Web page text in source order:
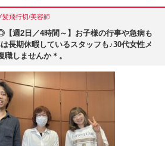
髪飛行切/美容師
週2日／4時間～】お子様の行事や急病も
長期休暇しているスタッフも♪30代女性メ
しませんか＊。